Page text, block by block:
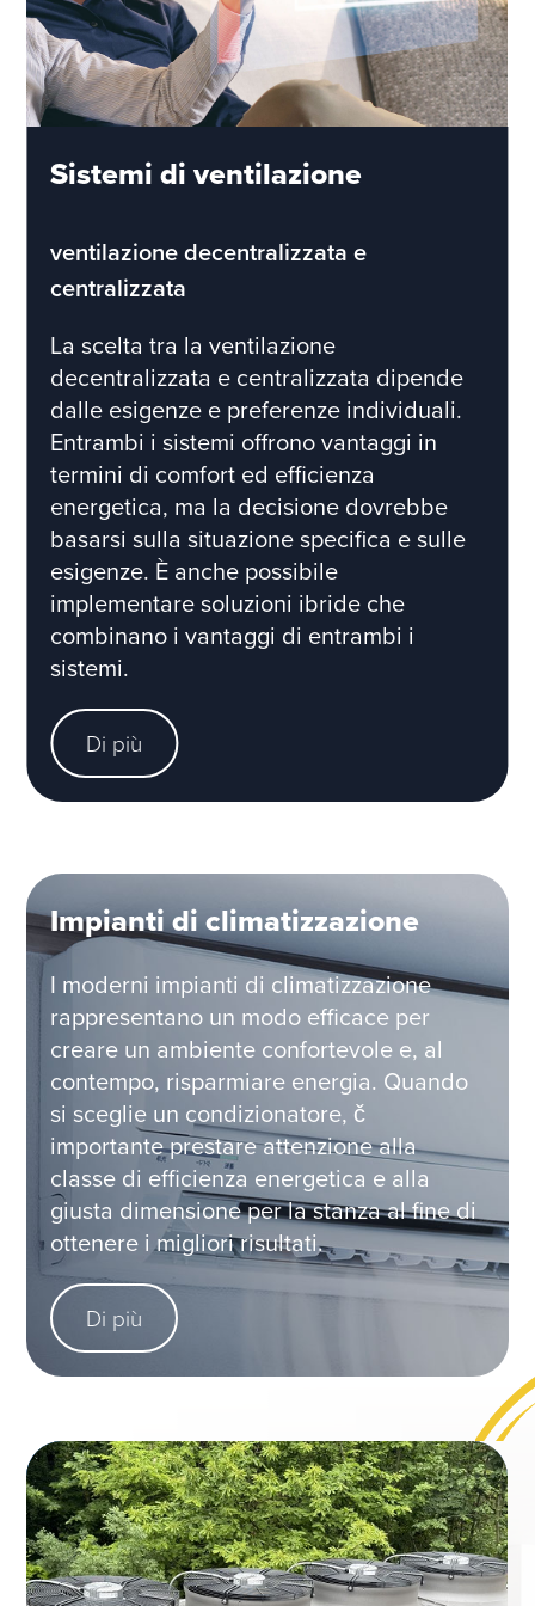
Sistemi di ventilazione
ventilazione decentralizzata e
centralizzata
La scelta tra la ventilazione
decentralizzata e centralizzata dipende
dalle esigenze e preferenze individuali.
Entrambi i sistemi offrono vantaggi in
termini di comfort ed efficienza
energetica, ma la decisione dovrebbe
basarsi sulla situazione specifica e sulle
esigenze. È anche possibile
implementare soluzioni ibride che
combinano i vantaggi di entrambi i
sistemi.
Di più
Impianti di climatizzazione
I moderni impianti di climatizzazione
rappresentano un modo efficace per
creare un ambiente confortevole e, al
contempo, risparmiare energia. Quando
si sceglie un condizionatore, č
importante prestare attenzione alla
classe di efficienza energetica e alla
giusta dimensione per la stanza al fine di
ottenere i migliori risultati.
Di più